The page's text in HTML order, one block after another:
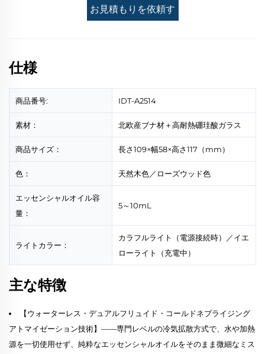
お見積もりを依頼す
仕様
商品番号: IDT-A2514
素材： 北欧産ブナ材＋高耐熱硼珪酸ガラス
商品サイズ： 長さ109×幅58×高さ117（mm）
色： 天然木色／ローズウッド色
エッセンシャルオイル容
量：
5～10mL
ライトカラー：
カラフルライト（電源接続時）／イエ
ローライト（充電中）
主な特徴
【ウォーターレス・デュアルフリュイド・コールドネブライジング
アトマイゼーション技術】——専門レベルの冷気拡散方式で、水や加熱
源を一切使用せず、純粋なエッセンシャルオイルをそのまま微細なミス